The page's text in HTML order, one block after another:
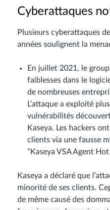
Cyberattaques
Plusieurs cyberattaques
années soulignent la
En juillet 2021, le
faiblesses dans le
de nombreuses
L’attaque a exploité
vulnérabilités
Kaseya. Les hackers
clients via une fausse
“Kaseya VSA Agent Hot
Kaseya a déclaré que
minorité de ses clients.
de même causé des